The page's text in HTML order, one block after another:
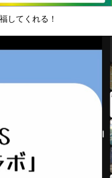
してくれる！